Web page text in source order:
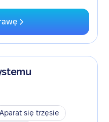
Aparat się trzęsie